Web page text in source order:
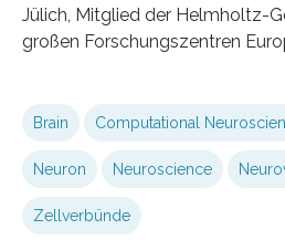
Jülich, Mitglied der Helmholtz-
großen Forschungszentren
Brain Computational
Neuron Neuroscience
Zellverbünde